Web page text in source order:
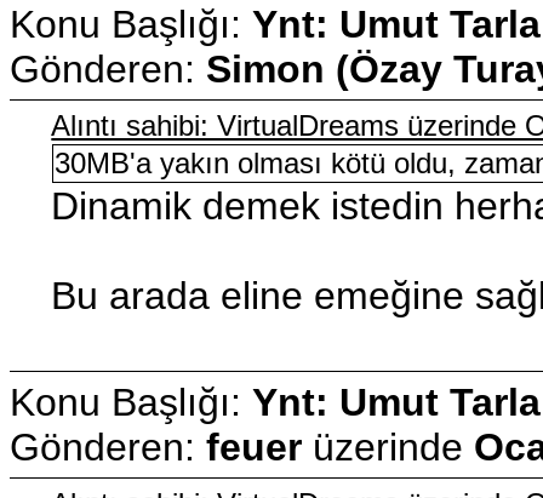
Konu Başlığı: Ynt: Umut
Gönderen: Simon (Özay
Alıntı sahibi: VirtualDreams üzerinde
30MB'a yakın olması kötü oldu,
Dinamik demek istedin
Bu arada eline emeğine
Konu Başlığı: Ynt: Umut
Gönderen: feuer üzerinde